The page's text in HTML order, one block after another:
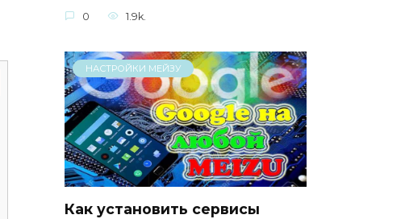
0 1.9k.
НАСТРОЙКИ МЕЙЗУ
Как установить сервисы